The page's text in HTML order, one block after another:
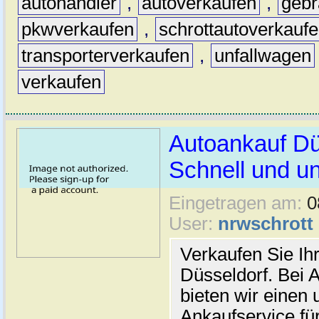
pkwverkaufen
,
transporterverkaufen
, unfallwagen
verkaufen
Autoankauf
Schnell und
Eingetragen am:
User: nrwschrott
Verkaufen Sie
Düsseldorf. Bei
bieten wir einen